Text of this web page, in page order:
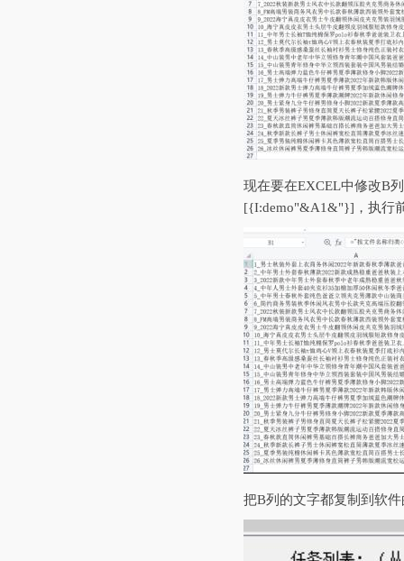
现在要在EXCEL中修改B
[{I:demo"&A1&"}]，执行
把B列的文字都复制到软